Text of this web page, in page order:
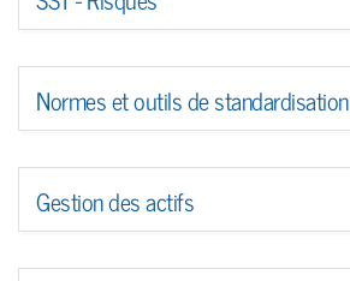
Normes et outils de standardisation
Gestion des actifs